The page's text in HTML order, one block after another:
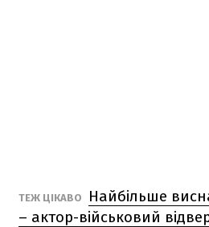
ТЕЖ ЦІКАВО
Найбільше
– актор-військовий